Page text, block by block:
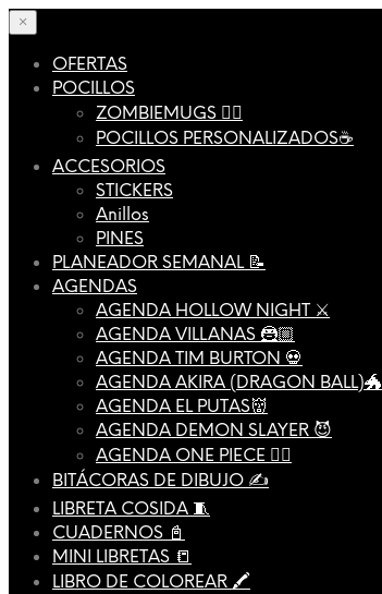
×
OFERTAS
POCILLOS
ZOMBIEMUGS 🧟‍♂️
POCILLOS PERSONALIZADOS☕️
ACCESORIOS
STICKERS
Anillos
PINES
PLANEADOR SEMANAL 📝
AGENDAS
AGENDA HOLLOW NIGHT ⚔️
AGENDA VILLANAS 🦹🏼
AGENDA TIM BURTON 💀
AGENDA AKIRA (DRAGON BALL)🐲
AGENDA EL PUTAS👹
AGENDA DEMON SLAYER 😈
AGENDA ONE PIECE 🏴‍☠️
BITÁCORAS DE DIBUJO ✍️
LIBRETA COSIDA 🧵
CUADERNOS 📓
MINI LIBRETAS 📒
LIBRO DE COLOREAR 🖍️